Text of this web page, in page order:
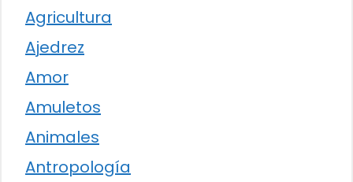
Agricultura
Ajedrez
Amor
Amuletos
Animales
Antropología